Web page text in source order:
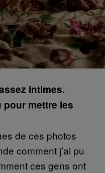
intimes.
pour mettre les
de ces photos
comment j’ai pu
ces gens ont